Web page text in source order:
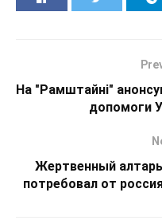
На "Рамштайні"
допомоги
Жертвенный
потребовал от